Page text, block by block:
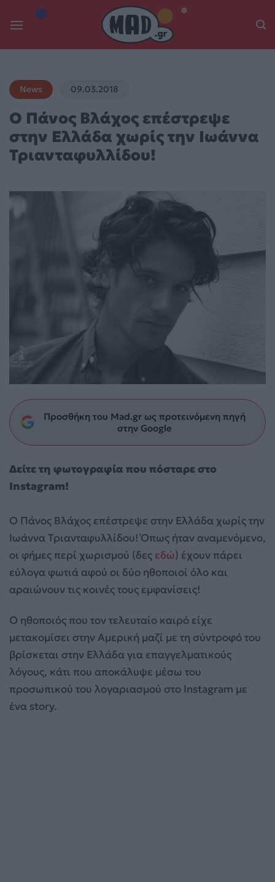
News 09.03.2018
Ο Πάνος Βλάχος επέστρεψε
στην Ελλάδα χωρίς την Ιωάννα
Τριανταφυλλίδου!
Προσθήκη του Mad.gr ως προτεινόμενη πηγή
στην Google
Δείτε τη φωτογραφία που πόσταρε στο
Instagram!
Ο Πάνος Βλάχος επέστρεψε στην Ελλάδα χωρίς την
Ιωάννα Τριανταφυλλίδου! Όπως ήταν αναμενόμενο,
οι φήμες περί χωρισμού (δες εδώ) έχουν πάρει
εύλογα φωτιά αφού οι δύο ηθοποιοί όλο και
αραιώνουν τις κοινές τους εμφανίσεις!
Ο ηθοποιός που τον τελευταίο καιρό είχε
μετακομίσει στην Αμερική μαζί με τη σύντροφό του
βρίσκεται στην Ελλάδα για επαγγελματικούς
λόγους, κάτι που αποκάλυψε μέσω του
προσωπικού του λογαριασμού στο Instagram με
ένα story.